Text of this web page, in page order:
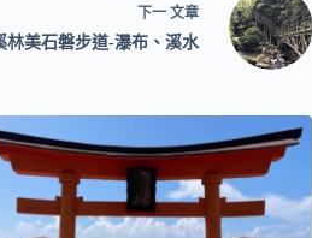
下一文章
林美石磐步道-瀑布、溪水